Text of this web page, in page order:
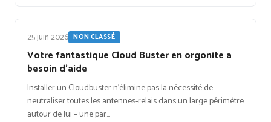
25 juin 2026 NON CLASSÉ
Votre fantastique Cloud Buster en orgonite a
besoin d’aide
Installer un Cloudbuster n'élimine pas la nécessité de
neutraliser toutes les antennes-relais dans un large périmètre
autour de lui – une par…